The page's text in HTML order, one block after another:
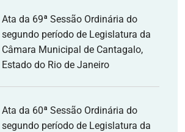
Ata da 69ª Sessão Ordinária do
segundo período de Legislatura da
Câmara Municipal de Cantagalo,
Estado do Rio de Janeiro
Ata da 60ª Sessão Ordinária do
segundo período de Legislatura da